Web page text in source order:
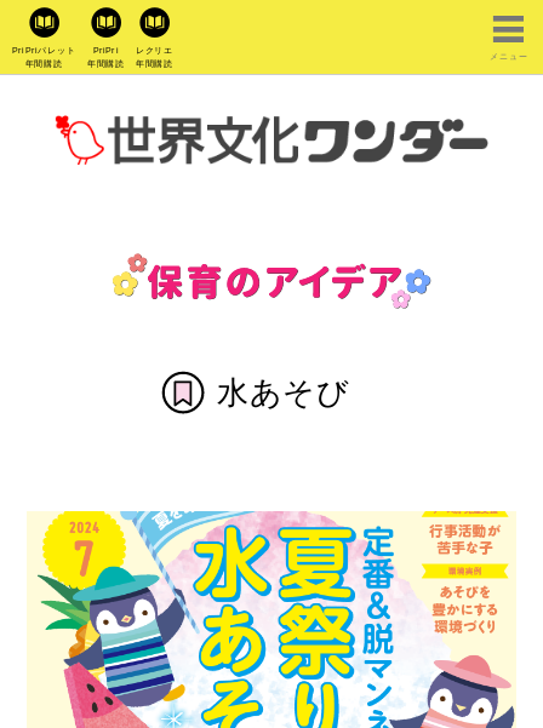
PriPriパレット
年間購読
PriPri
年間購読
レクリエ
年間購読
メニュー
水あそび